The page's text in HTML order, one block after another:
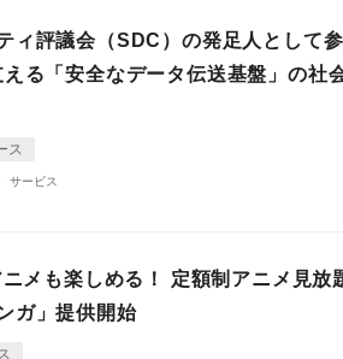
ィ評議会（SDC）の発足人として
る「安全なデータ伝送基盤」の社
ス
サービス
メも楽しめる！ 定額制アニメ見放
ガ」提供開始